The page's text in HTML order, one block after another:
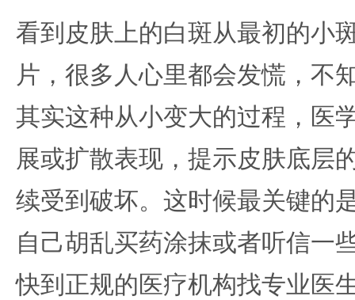
看到皮肤上的白斑从最初的小
片，很多人心里都会发慌，不
其实这种从小变大的过程，医
展或扩散表现，提示皮肤底层
续受到破坏。这时候最关键的
自己胡乱买药涂抹或者听信一
快到正规的医疗机构找专业医